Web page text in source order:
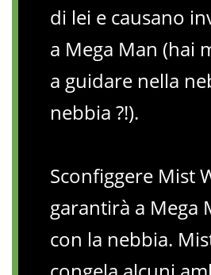
di lei e causano
a Mega Man (hai
a guidare nella
nebbia ?!).
Sconfiggere Mist
garantirà a Mega
con la nebbia.